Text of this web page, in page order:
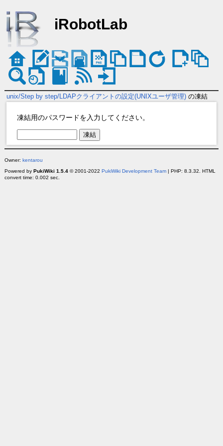
iRobotLab
unix/Step by step/LDAPクライアントの設定(UNIXユーザ管理)の凍結
凍結用のパスワードを入力してください。
Owner: kentarou
Powered by PukiWiki 1.5.4© 2001-2022 PukiWiki Development Team| PHP: 8.3.32. HTML
convert time: 0.002 sec.